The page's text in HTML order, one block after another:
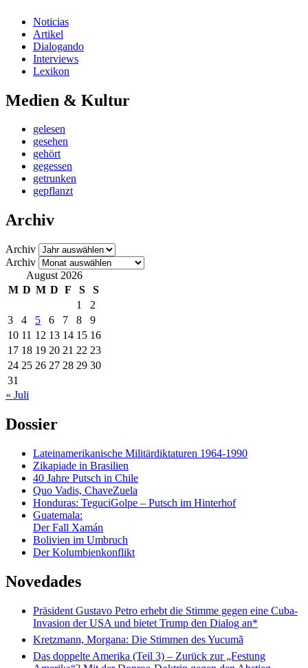
Noticias
Artikel
Dialogando
Interviews
Lexikon
Medien & Kultur
gelesen
gesehen
gehört
gegessen
getrunken
gepflanzt
Archiv
Archiv
Archiv
August 2026
M D M D F S
S
1
2
3
4 5 6 7 8
9
10 11 12 13 14 15 16
17 18 19 20 21 22 23
24 25 26 27 28 29 30
31
« Juli
Dossier
Lateinamerikanische Militärdiktaturen 1964-1990
Zikapiade in Brasilien
40 Jahre Putsch in Chile
Quo Vadis, ChaveZuela
Honduras: TeguciGolpe – Putsch im Hinterhof
Guatemala:
Der Fall Xamán
Bolivien im Umbruch
Der Kolumbienkonflikt
Novedades
Präsident Gustavo Petro erhebt die Stimme gegen eine Cuba-
Invasion der USA und bietet Trump den Dialog an*
Kretzmann, Morgana: Die Stimmen des Yucumã
Das doppelte Amerika (Teil 3) – Zurück zur „Festung